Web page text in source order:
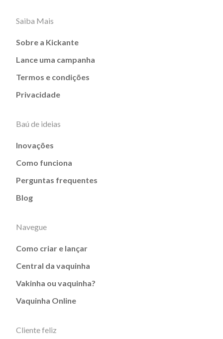
Saiba Mais
Sobre a Kickante
Lance uma campanha
Termos e condições
Privacidade
Baú de ideias
Inovações
Como funciona
Perguntas frequentes
Blog
Navegue
Como criar e lançar
Central da vaquinha
Vakinha ou vaquinha?
Vaquinha Online
Cliente feliz